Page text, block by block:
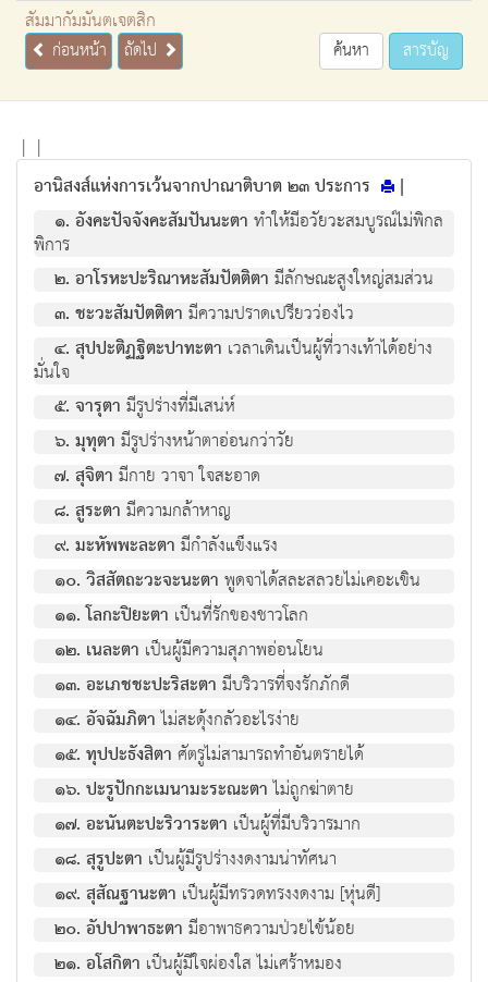
สัมมากัมมันตเจตสิก
ก่อนหน้า ถัดไป ค้นหา สารบัญ
| |
อานิสงส์แห่งการเว้นจากปาณาติบาต ๒๓ ประการ
|
๑. อังคะปัจจังคะสัมปันนะตา ทำให้มีอวัยวะสมบูรณ์ไม่พิกล
พิการ
๒. อาโรหะปะริณาหะสัมปัตติตา มีลักษณะสูงใหญ่สมส่วน
๓. ชะวะสัมปัตติตา มีความปราดเปรียวว่องไว
๔. สุปปะติฏฐิตะปาทะตา เวลาเดินเป็นผู้ที่วางเท้าได้อย่าง
มั่นใจ
๕. จารุตา มีรูปร่างที่มีเสน่ห์
๖. มุทุตา มีรูปร่างหน้าตาอ่อนกว่าวัย
๗. สุจิตา มีกาย วาจา ใจสะอาด
๘. สูระตา มีความกล้าหาญ
๙. มะหัพพะละตา มีกำลังแข็งแรง
๑๐. วิสสัตถะวะจะนะตา พูดจาได้สละสลวยไม่เคอะเขิน
๑๑. โลกะปิยะตา เป็นที่รักของชาวโลก
๑๒. เนละตา เป็นผู้มีความสุภาพอ่อนโยน
๑๓. อะเภชชะปะริสะตา มีบริวารที่จงรักภักดี
๑๔. อัจฉัมภิตาไม่สะดุ้งกลัวอะไรง่าย
๑๕. ทุปปะธังสิตา ศัตรูไม่สามารถทำอันตรายได้
๑๖. ปะรูปักกะเมนามะระณะตาไม่ถูกฆ่าตาย
๑๗. อะนันตะปะริวาระตา เป็นผู้ที่มีบริวารมาก
๑๘. สุรูปะตา เป็นผู้มีรูปร่างงดงามน่าทัศนา
๑๙. สุสัณฐานะตา เป็นผู้มีทรวดทรงงดงาม [หุ่นดี]
๒๐. อัปปาพาธะตา มีอาพาธความป่วยไข้น้อย
๒๑. อโสกิตา เป็นผู้มีใจผ่องใส ไม่เศร้าหมอง